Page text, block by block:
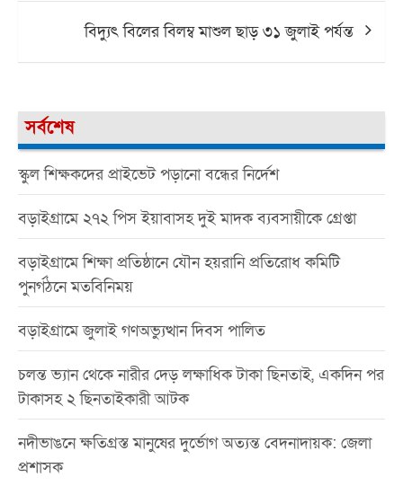
বিদ্যুৎ বিলের বিলম্ব মাশুল ছাড় ৩১ জুলাই পর্যন্ত
সর্বশেষ
স্কুল শিক্ষকদের প্রাইভেট পড়ানো বন্ধের নির্দেশ
বড়াইগ্রামে ২৭২ পিস ইয়াবাসহ দুই মাদক ব্যবসায়ীকে গ্রেপ্তা
বড়াইগ্রামে শিক্ষা প্রতিষ্ঠানে যৌন হয়রানি প্রতিরোধ কমিটি
পুনর্গঠনে মতবিনিময়
বড়াইগ্রামে জুলাই গণঅভ্যুত্থান দিবস পালিত
চলন্ত ভ্যান থেকে নারীর দেড় লক্ষাধিক টাকা ছিনতাই, একদিন পর
টাকাসহ ২ ছিনতাইকারী আটক
নদীভাঙনে ক্ষতিগ্রস্ত মানুষের দুর্ভোগ অত্যন্ত বেদনাদায়ক: জেলা
প্রশাসক